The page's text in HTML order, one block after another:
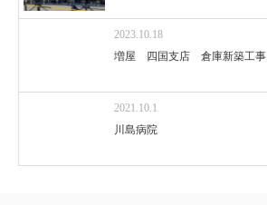
2023.10.18
増屋 四国支店 倉庫新築工事
2021.10.1
川島病院